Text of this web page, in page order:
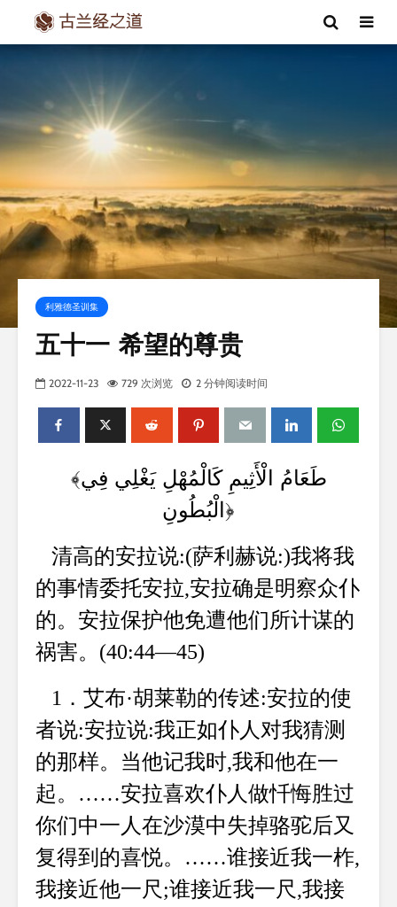
利雅德圣训集
五十一 希望的尊贵
2022-11-23 729 次浏览 2 分钟阅读时间
﴾طَعَامُ الْأَثِيمِ كَالْمُهْلِ يَغْلِي فِي
الْبُطُونِ ﴿
清高的安拉说:(萨利赫说:)我将我
的事情委托安拉,安拉确是明察众仆
的。安拉保护他免遭他们所计谋的
祸害。(40:44—45)
1．艾布·胡莱勒的传述:安拉的使
者说:安拉说:我正如仆人对我猜测
的那样。当他记我时,我和他在一
起。……安拉喜欢仆人做忏悔胜过
你们中一人在沙漠中失掉骆驼后又
复得到的喜悦。……谁接近我一柞,
我接近他一尺;谁接近我一尺,我接